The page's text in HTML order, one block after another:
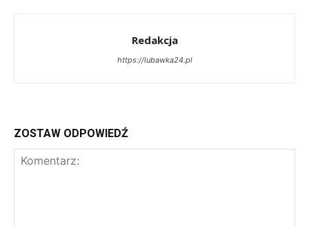
Redakcja
https://lubawka24.pl
ZOSTAW ODPOWIEDŹ